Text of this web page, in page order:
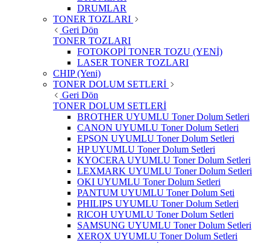
DRUMLAR
TONER TOZLARI
Geri Dön
TONER TOZLARI
FOTOKOPİ TONER TOZU (YENİ)
LASER TONER TOZLARI
CHIP (Yeni)
TONER DOLUM SETLERİ
Geri Dön
TONER DOLUM SETLERİ
BROTHER UYUMLU Toner Dolum Setleri
CANON UYUMLU Toner Dolum Setleri
EPSON UYUMLU Toner Dolum Setleri
HP UYUMLU Toner Dolum Setleri
KYOCERA UYUMLU Toner Dolum Setleri
LEXMARK UYUMLU Toner Dolum Setleri
OKI UYUMLU Toner Dolum Setleri
PANTUM UYUMLU Toner Dolum Seti
PHILIPS UYUMLU Toner Dolum Setleri
RICOH UYUMLU Toner Dolum Setleri
SAMSUNG UYUMLU Toner Dolum Setleri
XEROX UYUMLU Toner Dolum Setleri